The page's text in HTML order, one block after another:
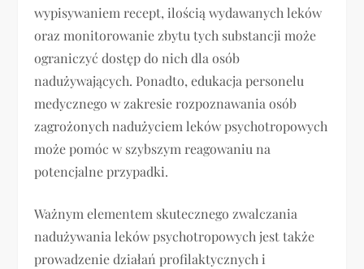
wypisywaniem recept, ilością wydawanych leków
oraz monitorowanie zbytu tych substancji może
ograniczyć dostęp do nich dla osób
nadużywających. Ponadto, edukacja personelu
medycznego w zakresie rozpoznawania osób
zagrożonych nadużyciem leków psychotropowych
może pomóc w szybszym reagowaniu na
potencjalne przypadki.
Ważnym elementem skutecznego zwalczania
nadużywania leków psychotropowych jest także
prowadzenie działań profilaktycznych i